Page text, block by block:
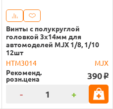
Винты с полукруглой
головкой 3х14мм для
автомоделей MJX 1/8, 1/10
12шт
HTM3014
MJX
Рекоменд.
розн.цена 390 o
- +